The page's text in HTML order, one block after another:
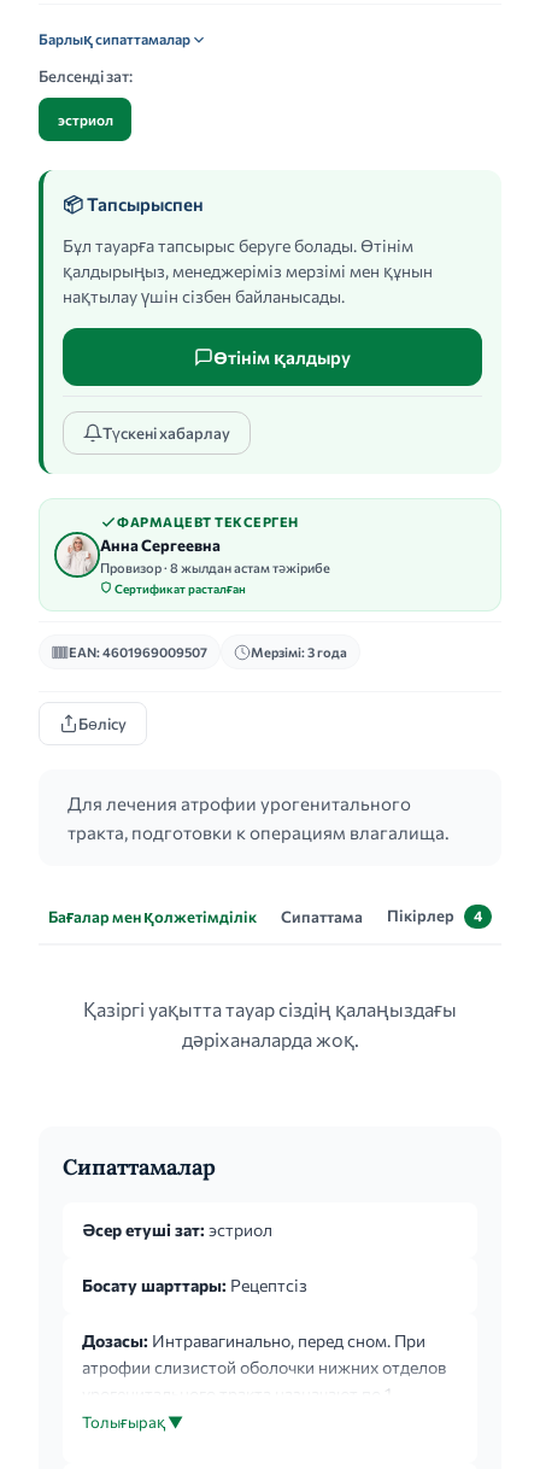
Барлық сипаттамалар
Белсенді зат:
эстриол
📦 Тапсырыспен
Бұл тауарға тапсырыс беруге болады. Өтінім
қалдырыңыз, менеджеріміз мерзімі мен құнын
нақтылау үшін сізбен байланысады.
Өтінім қалдыру
Түскені хабарлау
ФАРМАЦЕВТ ТЕКСЕРГЕН
Анна Сергеевна
Провизор · 8 жылдан астам тәжірибе
Сертификат расталған
EAN: 4601969009507 Мерзімі: 3 года
Бөлісу
Для лечения атрофии урогенитального
тракта, подготовки к операциям влагалища.
Бағалар мен қолжетімділік Сипаттама Пікірлер 4
Қазіргі уақытта тауар сіздің қалаңыздағы
дәріханаларда жоқ.
Сипаттамалар
Әсер етуші зат: эстриол
Босату шарттары: Рецептсіз
Дозасы: Интравагинально, перед сном. При
атрофии слизистой оболочки нижних отделов
урогенитального тракта назначают по 1
суппозиторию (0,5мг) ежедневно в первые 2-3
Толығырақ ▼